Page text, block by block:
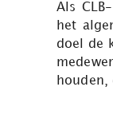
Als
het
doel de